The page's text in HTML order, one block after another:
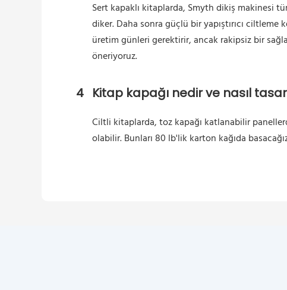
Sert kapaklı kitaplarda, Smyth dikiş makinesi
diker. Daha sonra güçlü bir yapıştırıcı
üretim günleri gerektirir, ancak rakipsiz bir
öneriyoruz.
4 Kitap kapağı nedir ve nasıl
Ciltli kitaplarda, toz kapağı katlanabilir
olabilir. Bunları 80 lb'lik karton kağıda